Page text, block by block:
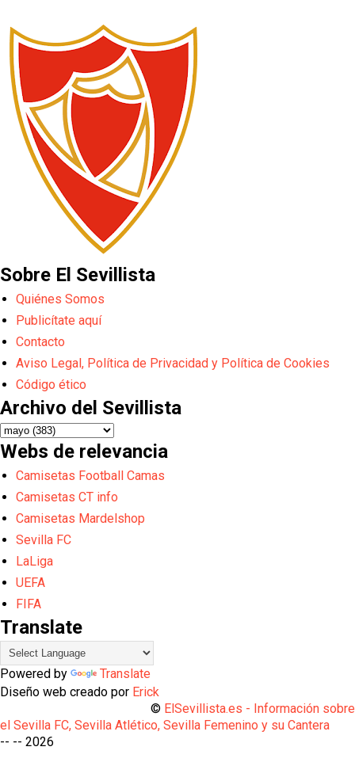
Sobre El Sevillista
Quiénes Somos
Publicítate aquí
Contacto
Aviso Legal, Política de Privacidad y Política de Cookies
Código ético
Archivo del Sevillista
Webs de relevancia
Camisetas Football Camas
Camisetas CT info
Camisetas Mardelshop
Sevilla FC
LaLiga
UEFA
FIFA
Translate
Powered by
Translate
Diseño web creado por Erick
© ElSevillista.es - Información sobre
el Sevilla FC, Sevilla Atlético, Sevilla Femenino y su Cantera
-- -- 2026